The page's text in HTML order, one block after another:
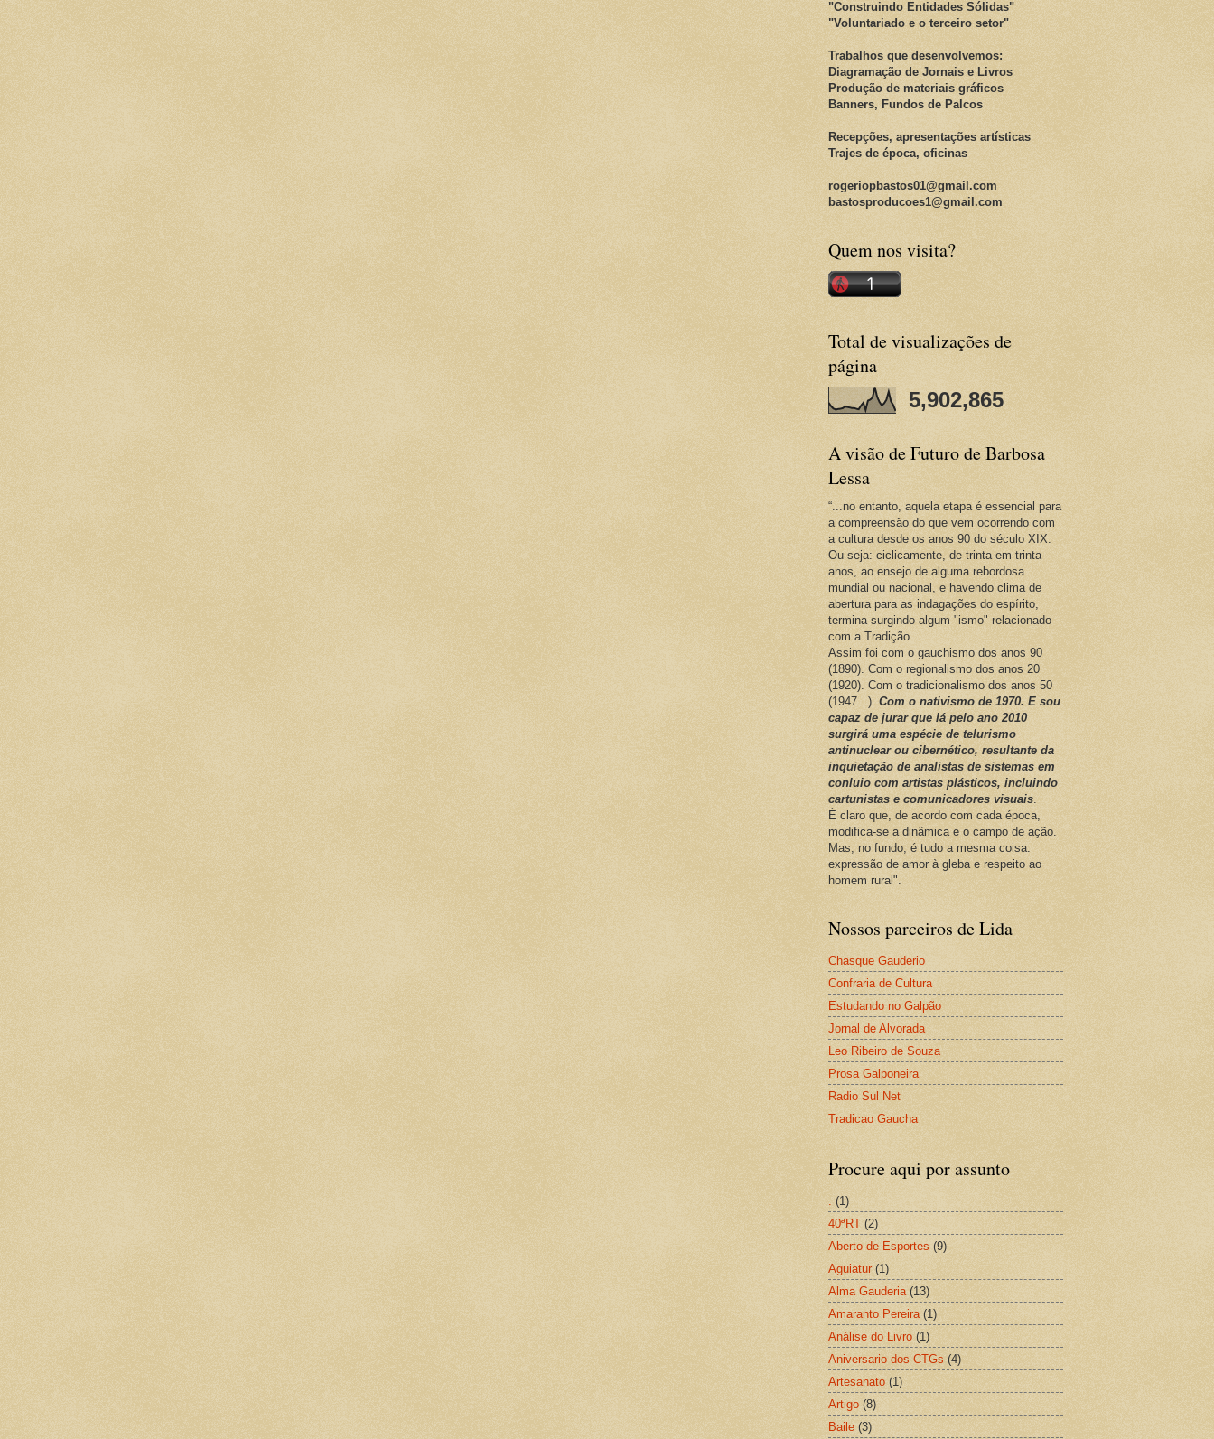
"Construindo Entidades Sólidas"
"Voluntariado e o terceiro setor"
Trabalhos que desenvolvemos:
Diagramação de Jornais e Livros
Produção de materiais gráficos
Banners, Fundos de Palcos
Recepções, apresentações artísticas
Trajes de época, oficinas
rogeriopbastos01@gmail.com
bastosproducoes1@gmail.com
Quem nos visita?
Total de visualizações de
página
5,902,865
A visão de Futuro de Barbosa
Lessa
“...no entanto, aquela etapa é essencial para
a compreensão do que vem ocorrendo com
a cultura desde os anos 90 do século XIX.
Ou seja: ciclicamente, de trinta em trinta
anos, ao ensejo de alguma rebordosa
mundial ou nacional, e havendo clima de
abertura para as indagações do espírito,
termina surgindo algum "ismo" relacionado
com a Tradição.
Assim foi com o gauchismo dos anos 90
(1890). Com o regionalismo dos anos 20
(1920). Com o tradicionalismo dos anos 50
(1947...). Com o nativismo de 1970. E sou
capaz de jurar que lá pelo ano 2010
surgirá uma espécie de telurismo
antinuclear ou cibernético, resultante da
inquietação de analistas de sistemas em
conluio com artistas plásticos, incluindo
cartunistas e comunicadores visuais.
É claro que, de acordo com cada época,
modifica-se a dinâmica e o campo de ação.
Mas, no fundo, é tudo a mesma coisa:
expressão de amor à gleba e respeito ao
homem rural".
Nossos parceiros de Lida
Chasque Gauderio
Confraria de Cultura
Estudando no Galpão
Jornal de Alvorada
Leo Ribeiro de Souza
Prosa Galponeira
Radio Sul Net
Tradicao Gaucha
Procure aqui por assunto
(1)
40ªRT (2)
Aberto de Esportes (9)
Aguiatur (1)
Alma Gauderia (13)
Amaranto Pereira (1)
Análise do Livro (1)
Aniversario dos CTGs (4)
Artesanato (1)
Artigo (8)
Baile (3)